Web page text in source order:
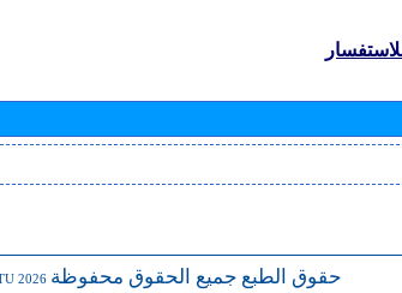
2026 حقوق الطبع جميع الحقوق محفوظة